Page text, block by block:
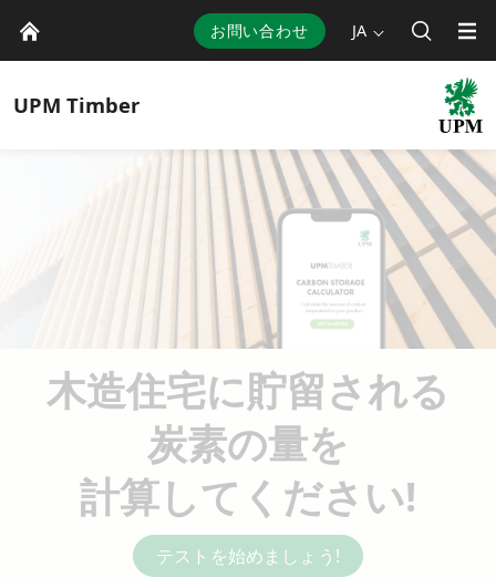
お問い合わせ JA
UPM Timber
木造住宅に貯留される
炭素の量を
計算してください!
テストを始めましょう!